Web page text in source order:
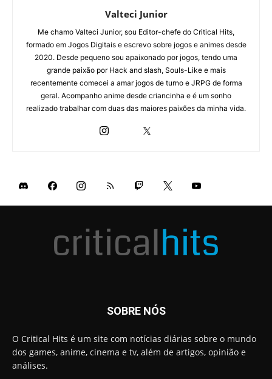
Valteci Junior
Me chamo Valteci Junior, sou Editor-chefe do Critical Hits,
formado em Jogos Digitais e escrevo sobre jogos e animes desde
2020. Desde pequeno sou apaixonado por jogos, tendo uma
grande paixão por Hack and slash, Souls-Like e mais
recentemente comecei a amar jogos de turno e JRPG de forma
geral. Acompanho anime desde criancinha e é um sonho
realizado trabalhar com duas das maiores paixões da minha vida.
SOBRE NÓS
O Critical Hits é um site com notícias diárias sobre o mundo
dos games, anime, cinema e tv, além de artigos, opinião e
análises.